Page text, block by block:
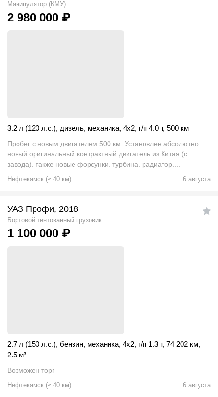
Манипулятор (КМУ)
2 980 000 ₽
3.2 л (120 л.с.), дизель, механика, 4x2, г/п 4.0 т, 500 км
Пробег с новым двигателем 500 км. Установлен абсолютно
новый оригинальный контрактный двигатель из Китая (с
завода), также новые форсунки, турбина, радиатор,...
Нефтекамск (≈ 40 км) 6 августа
УАЗ Профи, 2018
Бортовой тентованный грузовик
1 100 000 ₽
2.7 л (150 л.с.), бензин, механика, 4x2, г/п 1.3 т, 74 202 км,
2.5 м³
Возможен торг
Нефтекамск (≈ 40 км) 6 августа